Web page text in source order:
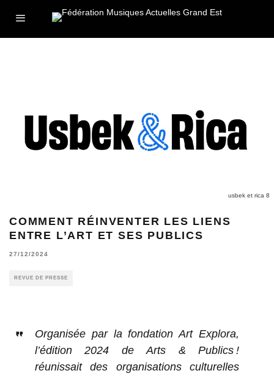
usbek et rica 8
COMMENT RÉINVENTER LES LIENS
ENTRE L’ART ET SES PUBLICS
27/12/2024
REVUE DE PRESSE
Organisée par la fondation Art Explora,
l’édition 2024 de Arts & Publics !
réunissait des organisations culturelles